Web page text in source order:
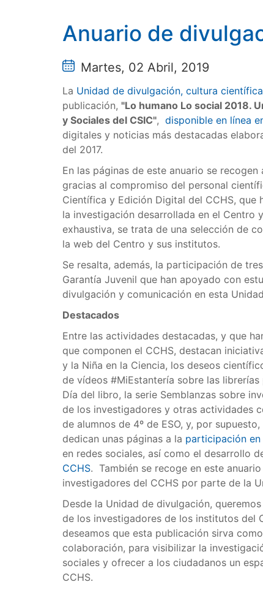
Anuario de
Martes, 02 Abril, 2019
La Unidad de divulgación, cultura
publicación, "Lo humano Lo social 2018.
y Sociales del CSIC", disponible en línea
digitales y noticias más destacadas
del 2017.
En las páginas de este anuario se
gracias al compromiso del personal
Científica y Edición Digital del CCHS,
la investigación desarrollada en el Centro
exhaustiva, se trata de una selección de
la web del Centro y sus institutos.
Se resalta, además, la participación de
Garantía Juvenil que han apoyado con
divulgación y comunicación en esta
Destacados
Entre las actividades destacadas, y que
que componen el CCHS, destacan
y la Niña en la Ciencia, los deseos
de vídeos #MiEstantería sobre las
Día del libro, la serie Semblanzas sobre
de los investigadores y otras actividades
de alumnos de 4º de ESO, y, por
dedican unas páginas a la participación en
en redes sociales, así como el desarrollo
CCHS. También se recoge en este
investigadores del CCHS por parte de la
Desde la Unidad de divulgación,
de los investigadores de los institutos del
deseamos que esta publicación sirva
colaboración, para visibilizar la
sociales y ofrecer a los ciudadanos un
CCHS.